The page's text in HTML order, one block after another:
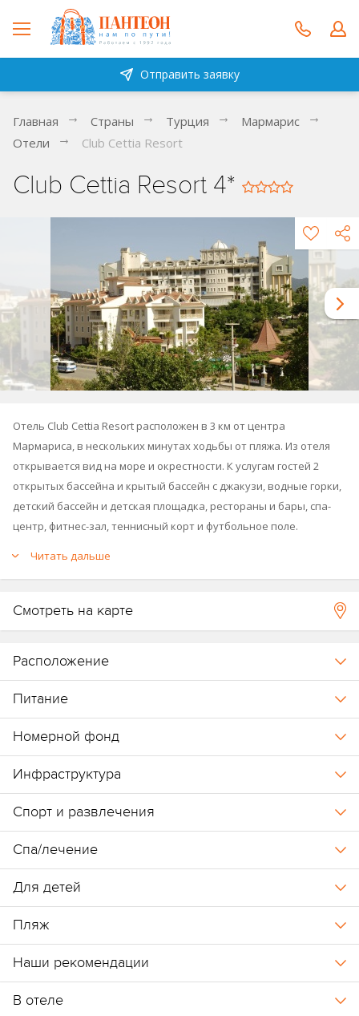
Отправить заявку
Главная Страны Турция
Мармарис
Отели
Club Cettia Resort
Club Cettia Resort 4*
Отель Club Cettia Resort расположен в 3 км от центра
Мармариса, в нескольких минутах ходьбы от пляжа. Из отеля
открывается вид на море и окрестности. К услугам гостей 2
открытых бассейна и крытый бассейн с джакузи, водные горки,
детский бассейн и детская площадка, рестораны и бары, спа-
центр, фитнес-зал, теннисный корт и футбольное поле.
Отель построен в 2000 году, последняя реновация проводилась
в 2013 году.
Читать дальше
Смотреть на карте
Расположение
Питание
Номерной фонд
Инфраструктура
Спорт и развлечения
Спа/лечение
Для детей
Пляж
Наши рекомендации
В отеле